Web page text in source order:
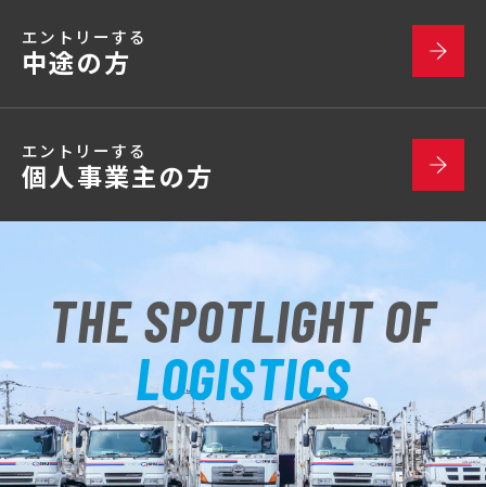
エントリーする
中途の方
エントリーする
個人事業主の方
THE SPOTLIGHT OF
LOGISTICS